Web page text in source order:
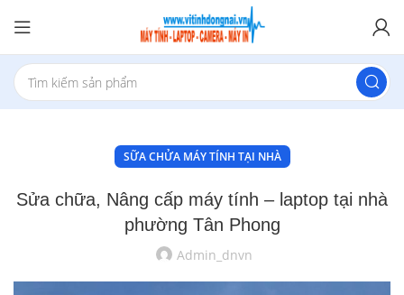
SỮA CHỬA MÁY TÍNH TẠI NHÀ
Sửa chữa, Nâng cấp máy tính – laptop tại nhà
phường Tân Phong
Admin_dnvn